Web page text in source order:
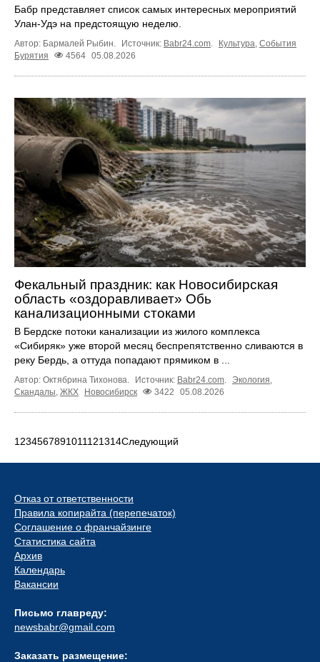
Бабр представляет список самых интересных мероприятий
Улан-Удэ на предстоящую неделю.
Автор: Бармалей Рыбин. Источник: Babr24.com. Культура, События
Бурятия
4564 05.08.2026
Фекальный праздник: как Новосибирская
область «оздоравливает» Обь
канализационными стоками
В Бердске потоки канализации из жилого комплекса
«Сибиряк» уже второй месяц беспрепятственно сливаются в
реку Бердь, а оттуда попадают прямиком в ...
Автор: Октябрина Тихонова. Источник: Babr24.com. Экология,
Скандалы, ЖКХ Новосибирск 3422 05.08.2026
1 234567891011121314Следующий
Отказ от ответственности
Правила копирайта (перепечаток)
Соглашение о франчайзинге
Статистика сайта
Архив
Календарь
Вакансии
Письмо главреду:
newsbabr@gmail.com
Заказать размещение: